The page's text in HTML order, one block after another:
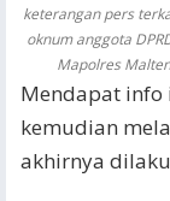
keterangan pers
oknum anggota
Mapolres
Mendapat info
kemudian
akhirnya